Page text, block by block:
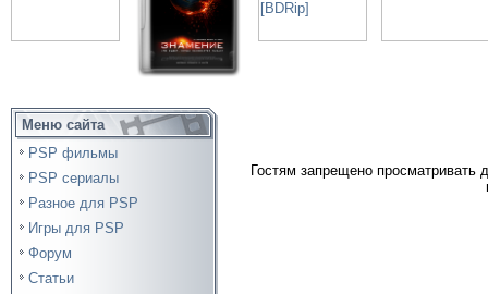
Меню сайта
PSP фильмы
PSP сериалы
Разное для PSP
Игры для PSP
Форум
Статьи
Гостям запрещено просматривать